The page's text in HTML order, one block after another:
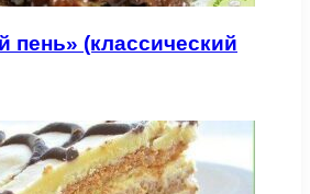
пень» (классический